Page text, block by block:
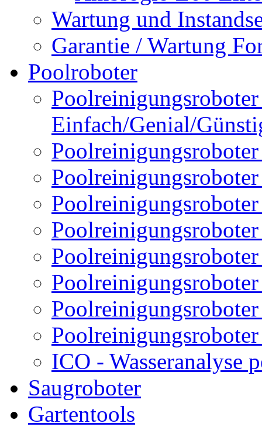
Wartung und
Garantie / Wartung
Poolroboter
Einfach/Genial/
ICO - Wasseranalyse
Saugroboter
Gartentools